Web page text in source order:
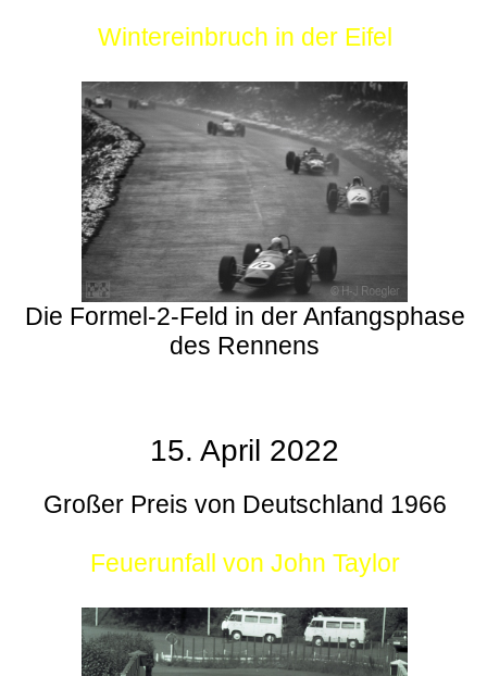
Wintereinbruch in der Eifel
Die Formel-2-Feld in der Anfangsphase
des Rennens
15. April 2022
Großer Preis von Deutschland 1966
Feuerunfall von John Taylor